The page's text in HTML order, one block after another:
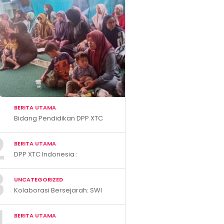
BERITA UTAMA
Bidang Pendidikan DPP XTC
Smart Parenting di Desa
Cihanjuang KBB
BERITA UTAMA
DPP XTC Indonesia :
Bendera Tanpa Hak Akan
Ditindak”
UNCATEGORIZED
Kolaborasi Bersejarah: SWI
Kompetensi dan Pendidikan
BERITA UTAMA